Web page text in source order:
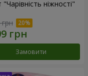
"Чарівність ніжності"
Замовити